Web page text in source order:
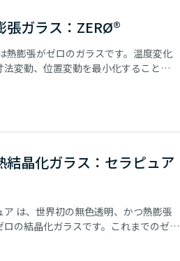
張ガラス：ZERØ®
熱膨張がゼロのガラスです。温度変化
法変動、位置変動を最小化することが
結晶化ガラス：セラピュア
ア は、世界初の無色透明、かつ熱膨張
ロの結晶化ガラスです。これまでのゼロ